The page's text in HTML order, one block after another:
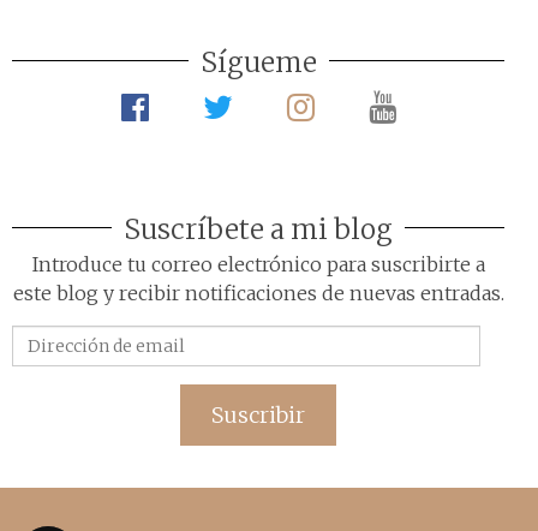
Sígueme
Suscríbete a mi blog
Introduce tu correo electrónico para suscribirte a
este blog y recibir notificaciones de nuevas entradas.
de
Suscribir